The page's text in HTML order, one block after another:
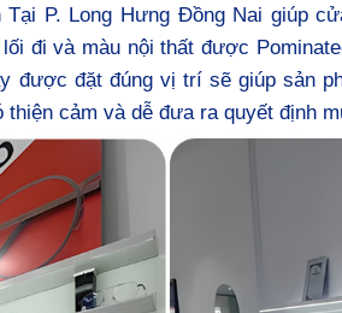
P. Long Hưng Đồng Nai giúp
đi và màu nội thất được
được đặt đúng vị trí sẽ giúp sản
cảm và dễ đưa ra quyết định